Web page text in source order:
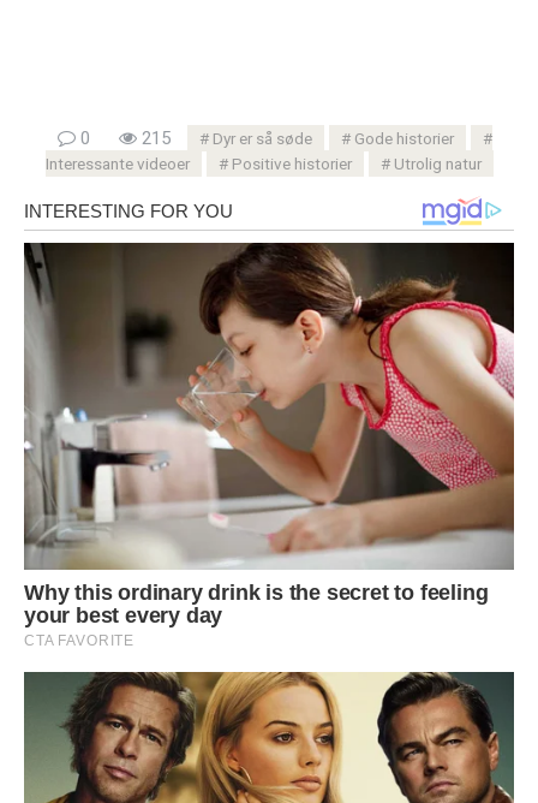
0 215 Dyr er så søde
Gode ​​historier
Interessante videoer
Positive historier Utrolig natur